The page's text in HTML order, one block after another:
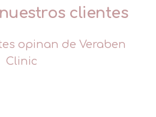
clientes
opinan de Veraben
Clinic